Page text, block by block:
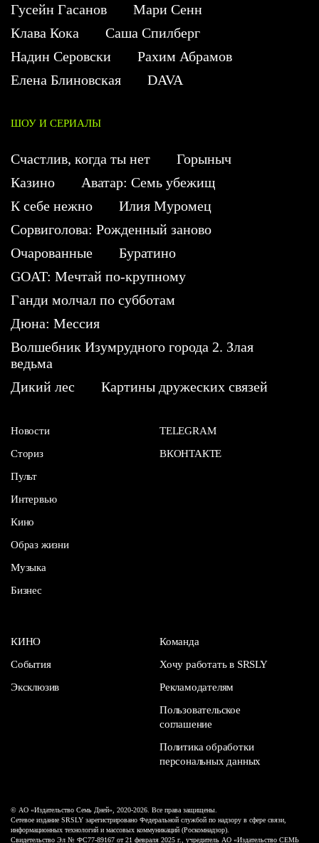
Гусейн Гасанов
Мари Сенн
Клава Кока
Саша Спилберг
Надин Серовски
Рахим Абрамов
Елена Блиновская
DAVA
ШОУ И СЕРИАЛЫ
Счастлив, когда ты нет
Горыныч
Казино
Аватар: Семь убежищ
К себе нежно
Илия Муромец
Сорвиголова: Рожденный заново
Очарованные
Буратино
GOAT: Мечтай по-крупному
Ганди молчал по субботам
Дюна: Мессия
Волшебник Изумрудного города 2. Злая
ведьма
Дикий лес
Картины дружеских связей
Новости
Сториз
Пульт
Интервью
Кино
Образ жизни
Музыка
Бизнес
TELEGRAM
ВКОНТАКТЕ
КИНО
События
Эксклюзив
Команда
Хочу работать в SRSLY
Рекламодателям
Пользовательское
соглашение
Политика обработки
персональных данных
© АО «Издательство Семь Дней», 2020-2026. Все права защищены.
Сетевое издание SRSLY зарегистрировано Федеральной службой по надзору в сфере связи,
информационных технологий и массовых коммуникаций (Роскомнадзор).
Свидетельство Эл № ФС77-89167 от 21 февраля 2025 г., учредитель АО «Издательство СЕМЬ